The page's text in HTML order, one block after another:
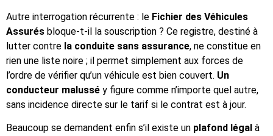
Autre interrogation récurrente : le Fichier des Véhicules
Assurés bloque-t-il la souscription ? Ce registre, destiné à
lutter contre la conduite sans assurance, ne constitue en
rien une liste noire ; il permet simplement aux forces de
l’ordre de vérifier qu’un véhicule est bien couvert. Un
conducteur malussé y figure comme n’importe quel autre,
sans incidence directe sur le tarif si le contrat est à jour.
Beaucoup se demandent enfin s’il existe un plafond légal à